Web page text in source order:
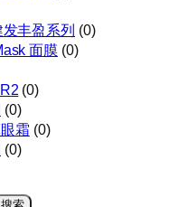
丰盈系列 (0)
面膜 (0)
(0)
(0)
霜 (0)
(0)